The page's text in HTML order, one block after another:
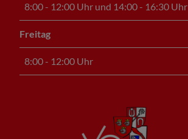
8:00 - 12:00 Uhr und 14:00 - 16:30 Uhr
Freitag
8:00 - 12:00 Uhr